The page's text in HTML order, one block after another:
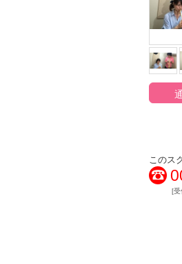
このス
[受